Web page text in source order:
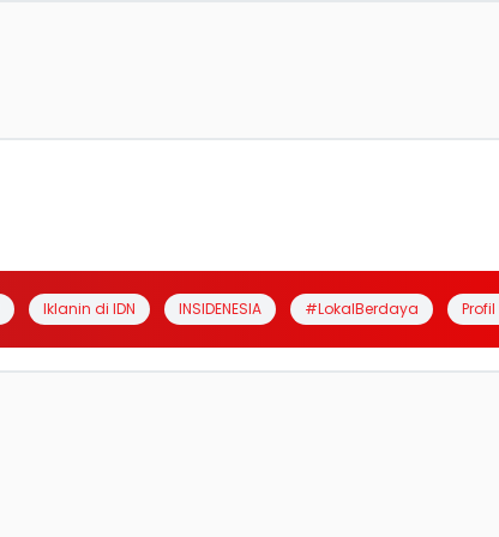
Iklanin di IDN INSIDENESIA #LokalBerdaya